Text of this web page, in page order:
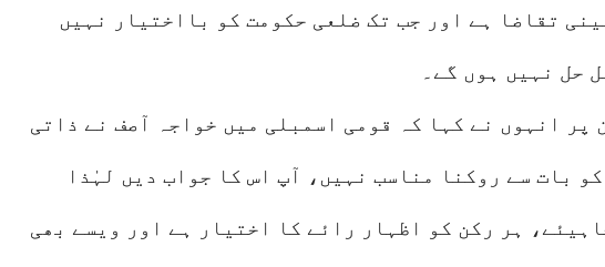
تقاضا ہے اور جب تک ضلعی حکومت کو بااختیار نہیں
حل نہیں ہوں گے۔
پر انہوں نے کہا کہ قومی اسمبلی میں خواجہ آصف نے ذاتی
بات سے روکنا مناسب نہیں، آپ اس کا جواب دیں لہٰذا
ہر رکن کو اظہار رائے کا اختیار ہے اور ویسے بھی